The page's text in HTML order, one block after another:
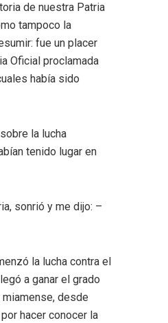
de nuestra Patria
tampoco la
fue un placer
Oficial proclamada
había sido
la lucha
tenido lugar en
sonrió y me dijo: –
la lucha contra el
a ganar el grado
desde
hacer conocer la